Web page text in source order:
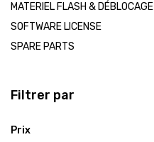
العربية
gsm4repair@gmail.com
MATERIEL FLASH & DÉBLOCAGE
SOFTWARE LICENSE
SPARE PARTS
Filtrer par
Prix